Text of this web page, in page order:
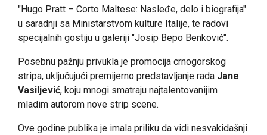
"Hugo Pratt – Corto Maltese: Nasleđe, delo i biografija"
u saradnji sa Ministarstvom kulture Italije, te radovi
specijalnih gostiju u galeriji "Josip Bepo Benković".
Posebnu pažnju privukla je promocija crnogorskog
stripa, uključujući premijerno predstavljanje rada Jane
Vasiljević, koju mnogi smatraju najtalentovanijim
mladim autorom nove strip scene.
Ove godine publika je imala priliku da vidi nesvakidašnji